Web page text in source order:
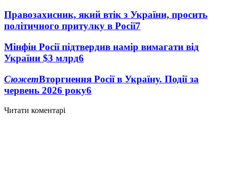
Правозахисник, який втік з України, просить
політичного притулку в Росії7
Мінфін Росії підтвердив намір вимагати від
України $3 млрд6
СюжетВторгнення Росії в Україну. Події за
червень 2026 року6
Читати коментарі